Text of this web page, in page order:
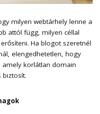
milyen webtárhely lenne a
attól függ, milyen céllal
Ha blogot szeretnél
elengedhetetlen, hogy
korlátlan domain
biztosít.